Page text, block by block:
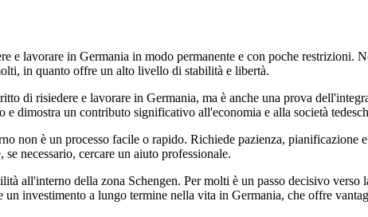
lavorare in Germania in modo permanente e con poche restrizioni.
in quanto offre un alto livello di stabilità e libertà.
di risiedere e lavorare in Germania, ma è anche una prova
e dimostra un contributo significativo all'economia e alla società
non è un processo facile o rapido. Richiede pazienza, pianificazione
necessario, cercare un aiuto professionale.
all'interno della zona Schengen. Per molti è un passo decisivo verso
investimento a lungo termine nella vita in Germania, che offre